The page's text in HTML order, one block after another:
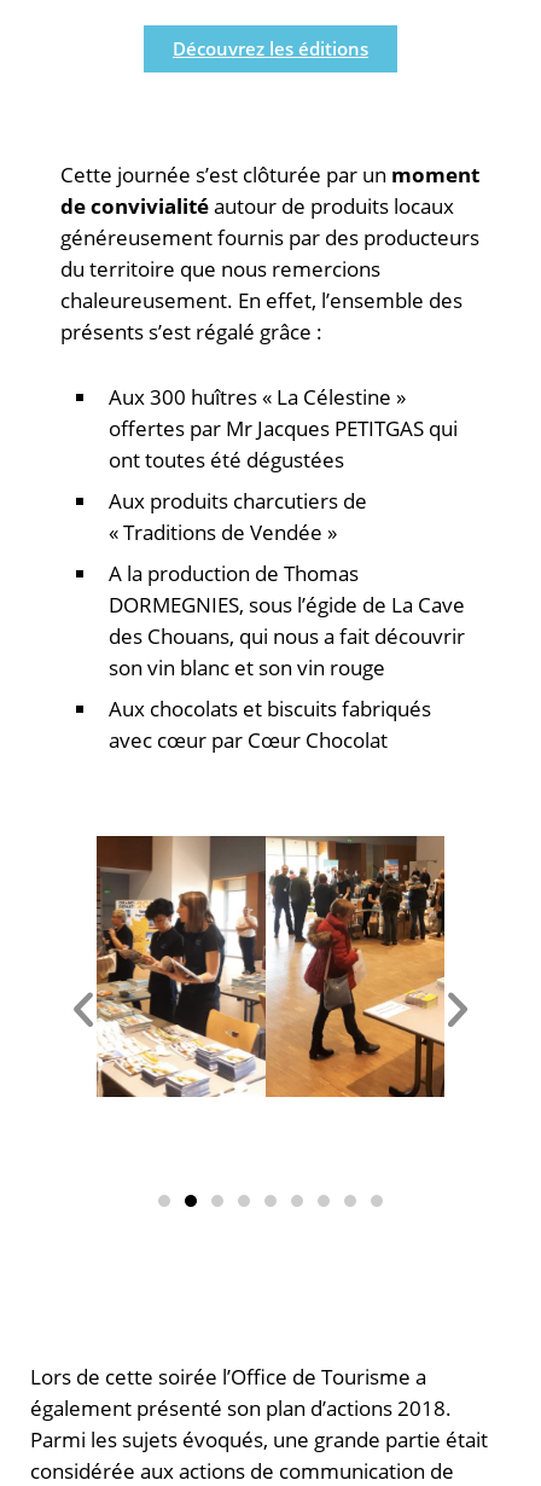
Découvrez les éditions
Cette journée s’est clôturée par un moment
de convivialitéautour de produits locaux
généreusement fournis par des producteurs
du territoire que nous remercions
chaleureusement. En effet, l’ensemble des
présents s’est régalé grâce :
Aux 300 huîtres « La Célestine »
offertes par Mr Jacques PETITGAS qui
ont toutes été dégustées
Aux produits charcutiers de
« Traditions de Vendée »
A la production de Thomas
DORMEGNIES, sous l’égide de La Cave
des Chouans, qui nous a fait découvrir
son vin blanc et son vin rouge
Aux chocolats et biscuits fabriqués
avec cœur par Cœur Chocolat
Lors de cette soirée l’Office de Tourisme a
également présenté son plan d’actions 2018.
Parmi les sujets évoqués, une grande partie était
considérée aux actions de communication de